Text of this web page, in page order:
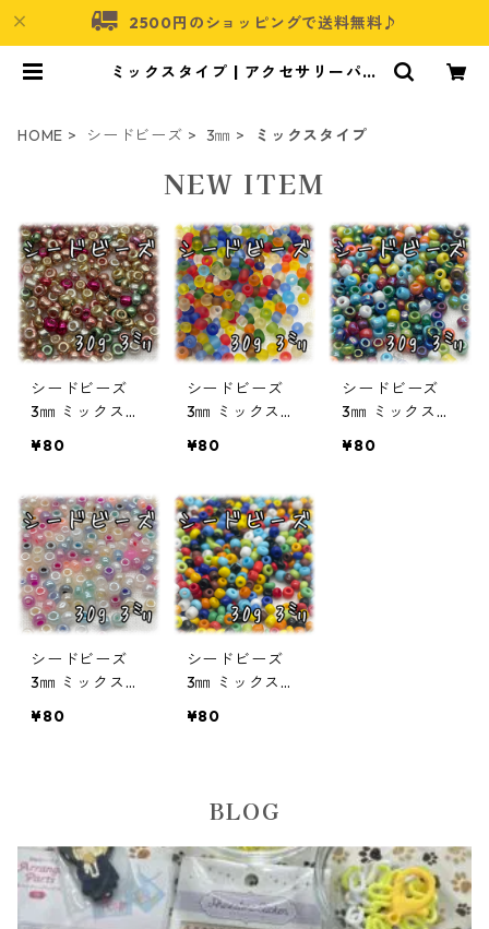
2500円のショッピングで送料無料♪
ミックスタイプ | アクセサリーパー
HOME
シードビーズ 3㎜ ミックスタイプ
NEW ITEM
シードビーズ
3㎜ ミックスカ
イプ 30ｇ【S
03-MIX06】
¥80
シードビーズ
3㎜ ミックスカ
タイプ 30ｇ
S-o03-MIX0
5】
¥80
シードビーズ
3㎜ ミックスカ
タイプ 30ｇ
¥80
シードビーズ
3㎜ ミックスカ
¥80
シードビーズ
3㎜ ミックスカ
¥80
BLOG